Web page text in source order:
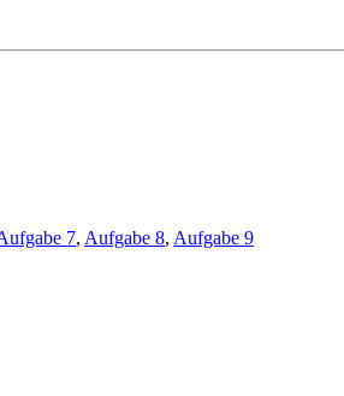
7, Aufgabe 8, Aufgabe 9